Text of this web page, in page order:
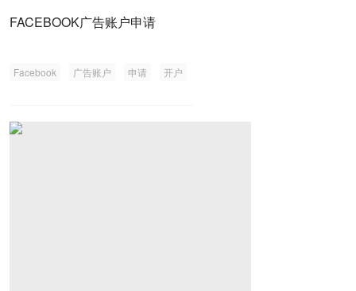
FACEBOOK广告账户申请
Facebook 广告账户 申请 开户